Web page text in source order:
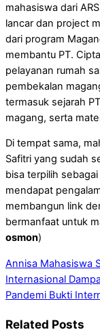
mahasiswa dari
lancar dan project
dari program
membantu PT.
pelayanan rumah
pembekalan
termasuk sejarah
magang, serta
Di tempat sama,
Safitri yang sudah
bisa terpilih
mendapat
membangun link
bermanfaat untuk
osmon)
Annisa Mahasiswa
Internasional
Pandemi Bukti
Related Posts